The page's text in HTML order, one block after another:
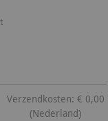
Verzendkosten: € 0,00
(Nederland)